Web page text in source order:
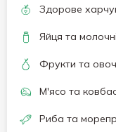
Здорове харчування та
Яйця та молочні
Фрукти та
М'ясо та ковбасні
Риба та